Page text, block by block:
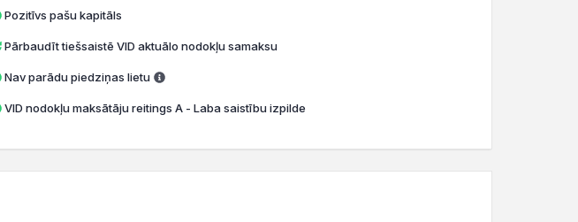
Pozitīvs pašu kapitāls
Pārbaudīt tiešsaistē VID aktuālo nodokļu samaksu
Nav parādu piedziņas lietu
VID nodokļu maksātāju reitings A - Laba saistību izpilde